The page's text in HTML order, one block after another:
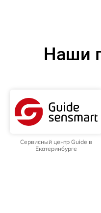
Наши
Сервисный центр Guide в
Екатеринбурге